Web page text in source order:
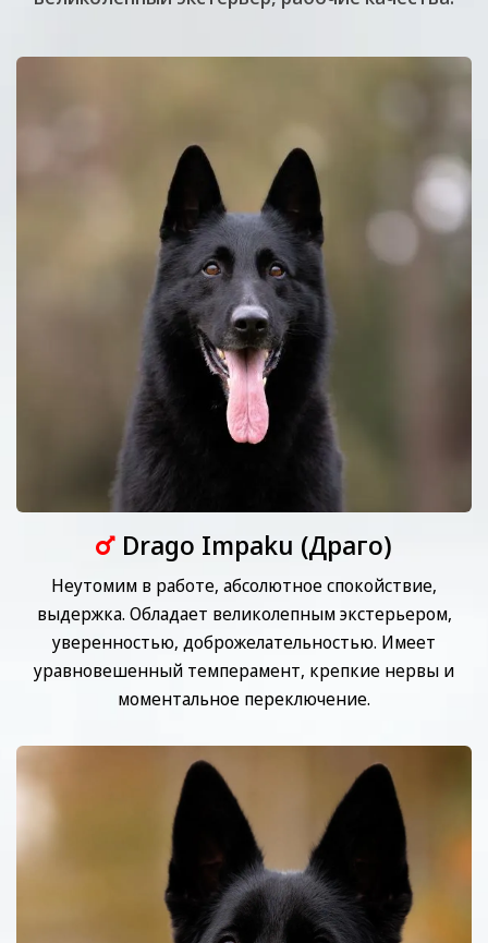
Drago Impaku (Драго)
Неутомим в работе, абсолютное спокойствие,
выдержка. Обладает великолепным экстерьером,
уверенностью, доброжелательностью. Имеет
уравновешенный темперамент, крепкие нервы и
моментальное переключение.